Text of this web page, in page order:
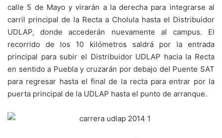
calle 5 de Mayo y virarán a la derecha para integrarse al
carril principal de la Recta a Cholula hasta el Distribuidor
UDLAP, donde accederán nuevamente al campus. El
recorrido de los 10 kilómetros saldrá por la entrada
principal para subir el Distribuidor UDLAP hacia la Recta
en sentido a Puebla y cruzarán por debajo del Puente SAT
para regresar hasta el final de la recta para entrar por la
puerta principal de la UDLAP hasta el punto de arranque.